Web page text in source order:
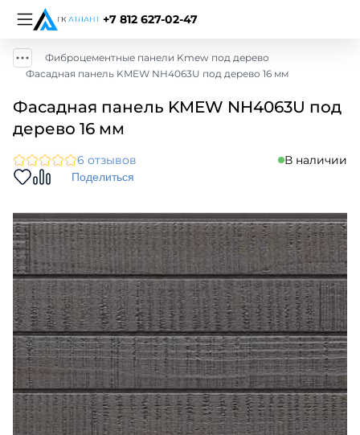
+7 812 627-02-47
Фиброцементные панели Kmew под дерево
Фасадная панель KMEW NH4063U под дерево 16 мм
Фасадная панель KMEW NH4063U под
дерево 16 мм
6 отзывов В наличии
Поделиться